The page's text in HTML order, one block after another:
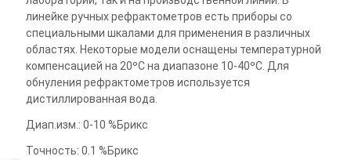
линейке ручных рефрактометров есть приборы со
специальными шкалами для применения в различных
областях. Некоторые модели оснащены температурной
компенсацией на 20ºС на диапазоне 10-40ºС. Для
обнуления рефрактометров используется
дистиллированная вода.
Диап.изм.: 0-10 %Брикс
Точность: 0.1 %Брикс